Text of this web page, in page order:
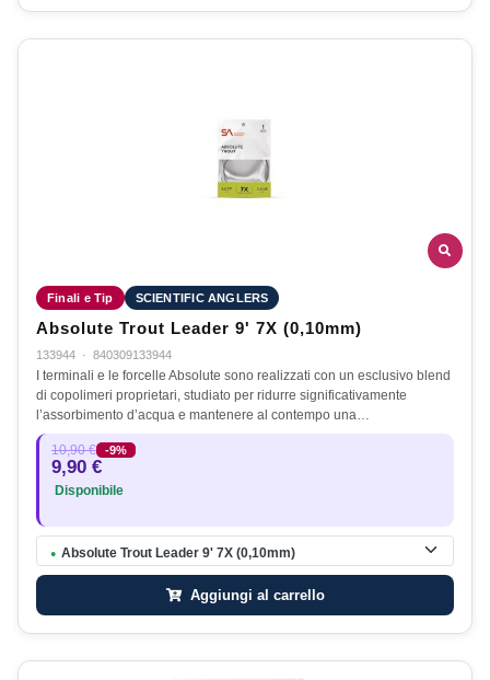
Finali e Tip SCIENTIFIC ANGLERS
Absolute Trout Leader 9' 7X (0,10mm)
133944 · 840309133944
I terminali e le forcelle Absolute sono realizzati con un esclusivo blend
di copolimeri proprietari, studiato per ridurre significativamente
l’assorbimento d’acqua e mantenere al contempo una…
10,90 € -9%
9,90 €
Disponibile
● Absolute Trout Leader 9' 7X (0,10mm)
Aggiungi al carrello